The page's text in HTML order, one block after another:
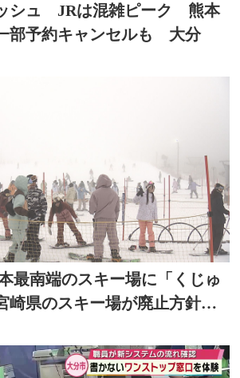
シュ JRは混雑ピーク 熊本
部予約キャンセルも 大分
最南端のスキー場に「くじゅ
崎県のスキー場が廃止方針